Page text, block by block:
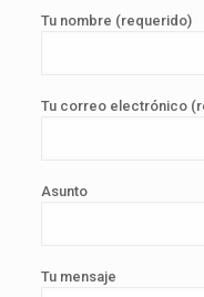
Tu nombre (requerido)
Tu correo electrónico
Asunto
Tu mensaje